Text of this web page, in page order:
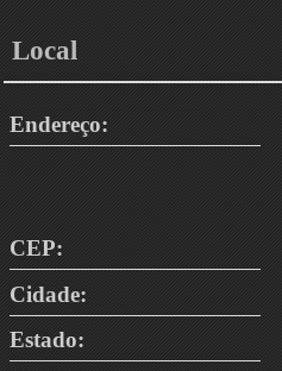
Local
Endereço:
CEP:
Cidade:
Estado: